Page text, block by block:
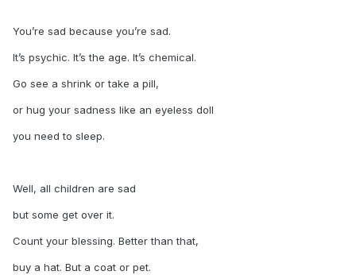
You’re sad because you’re sad.
It’s psychic. It’s the age. It’s chemical.
Go see a shrink or take a pill,
or hug your sadness like an eyeless doll
you need to sleep.
Well, all children are sad
but some get over it.
Count your blessing. Better than that,
buy a hat. But a coat or pet.